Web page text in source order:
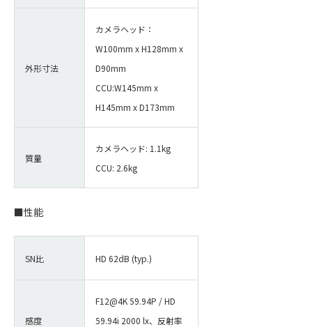
外形寸法
カメラヘッド：
W100mm x H128mm x
D90mm
CCU:W145mm x
H145mm x D173mm
質量
カメラヘッド: 1.1kg
CCU: 2.6kg
■性能
SN比 HD 62dB (typ.)
感度
F12@4K 59.94P / HD
59.94i 2000 lx、反射率